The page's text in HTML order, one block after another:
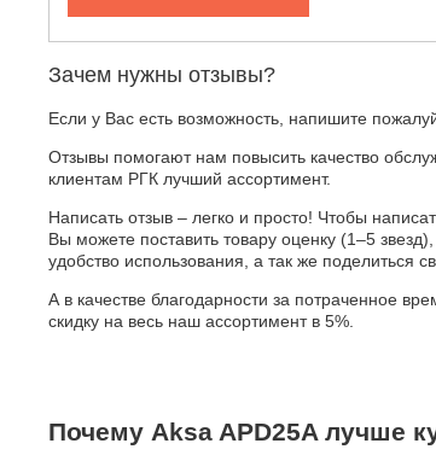
Зачем нужны отзывы?
Если у Вас есть возможность, напишите
Отзывы помогают нам повысить качество
клиентам РГК лучший ассортимент.
Написать отзыв – легко и просто! Чтобы
Вы можете поставить товару оценку (1–5
удобство использования, а так же поделиться
А в качестве благодарности за потраченное
скидку на весь наш ассортимент в 5%.
Почему Aksa APD25A лучше